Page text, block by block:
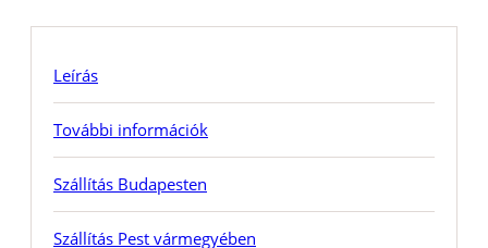
Leírás
További információk
Szállítás Budapesten
Szállítás Pest vármegyében